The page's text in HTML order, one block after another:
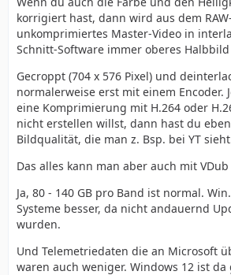
korrigiert hast, dann wird aus dem
unkomprimiertes Master-Video in
Schnitt-Software immer oberes
Gecroppt (704 x 576 Pixel) und
normalerweise erst mit einem Encoder.
eine Komprimierung mit H.264 oder
nicht erstellen willst, dann hast du
Bildqualität, die man z. Bsp. bei YT
Das alles kann man aber auch mit
Ja, 80 - 140 GB pro Band ist normal.
Systeme besser, da nicht andauernd
wurden.
Und Telemetriedaten die an Microsoft
waren auch weniger. Windows 12 ist da